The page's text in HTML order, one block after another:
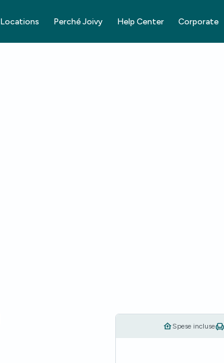
Locations Perché Joivy Help Center Corporate
Spese incluse